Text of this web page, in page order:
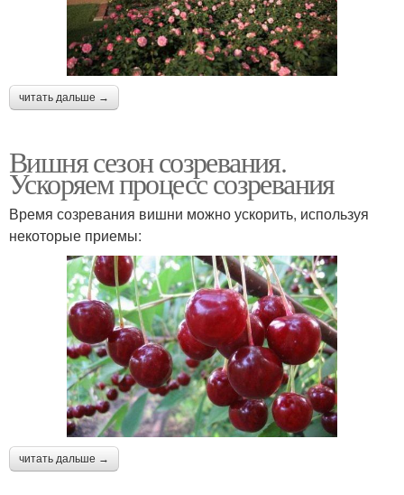
читать дальше →
Вишня сезон созревания.
Ускоряем процесс созревания
Время созревания вишни можно ускорить, используя
некоторые приемы:
читать дальше →